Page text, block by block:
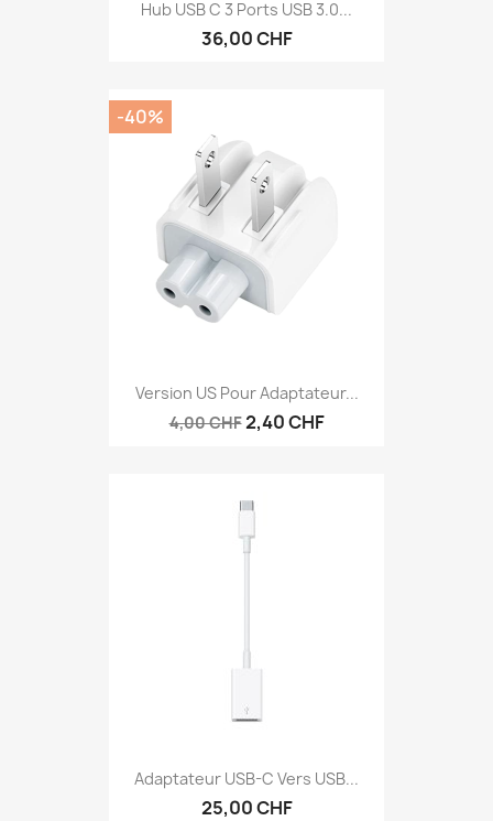
Hub USB C 3 Ports USB 3.0...
36,00 CHF
Version US Pour Adaptateur...
4,00 CHF2,40 CHF
-40%
Adaptateur USB-C Vers USB...
25,00 CHF